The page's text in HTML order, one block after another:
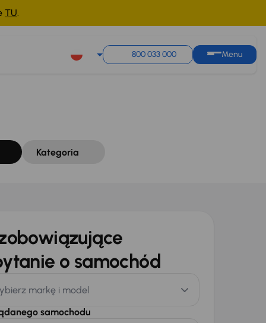
TU.
800 033 000 Menu
Kategoria
o samochód
markę i model
samochodu